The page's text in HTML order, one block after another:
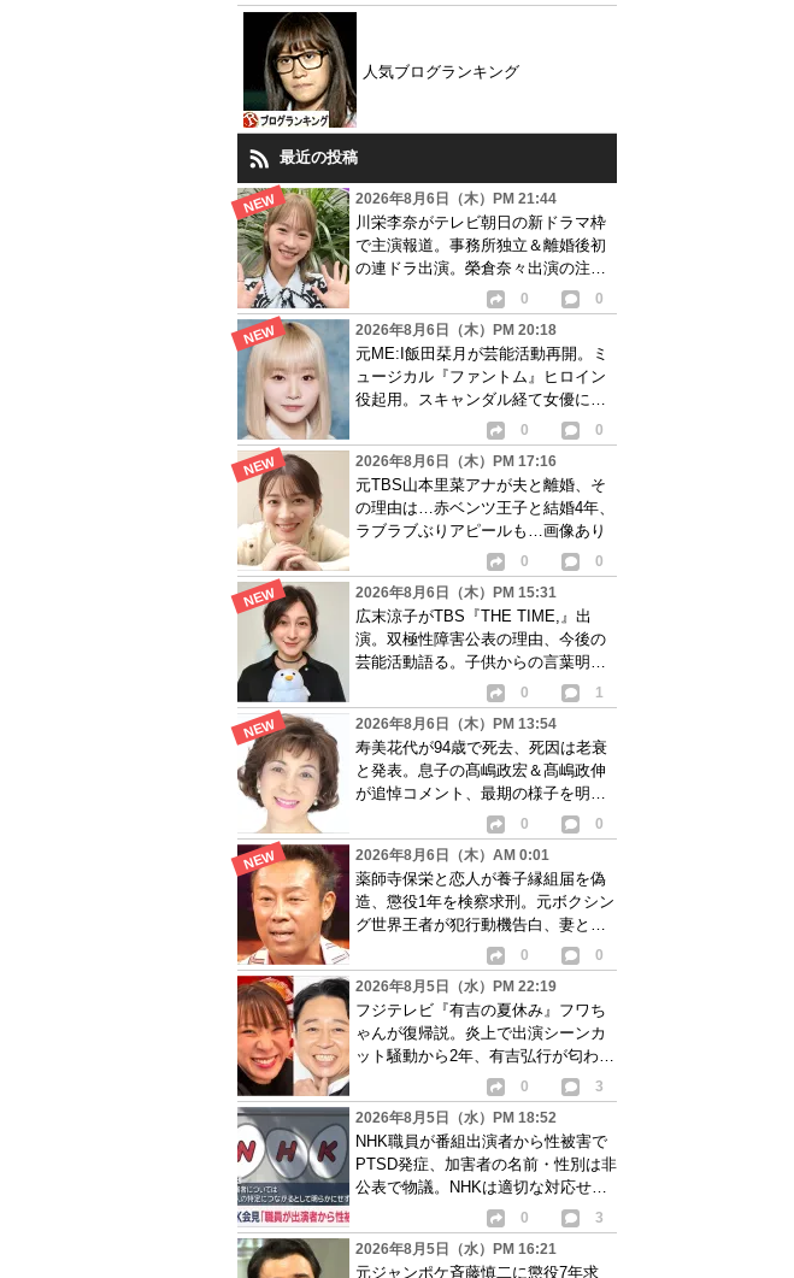
人気ブログランキング
最近の投稿
2026年8月6日（木）PM 21:44
川栄李奈がテレビ朝日の新ドラマ枠
で主演報道。事務所独立＆離婚後初
の連ドラ出演。榮倉奈々出演の注目
0
0
2026年8月6日（木）PM 20:18
元ME:I飯田栞月が芸能活動再開。ミ
ュージカル『ファントム』ヒロイン
役起用。スキャンダル経て女優に転
0
0
2026年8月6日（木）PM 17:16
元TBS山本里菜アナが夫と離婚、そ
の理由は…赤ベンツ王子と結婚4年、
ラブラブぶりアピールも…画像あり
0
0
2026年8月6日（木）PM 15:31
広末涼子がTBS『THE TIME,』出
演。双極性障害公表の理由、今後の
芸能活動語る。子供からの言葉明か
0
1
2026年8月6日（木）PM 13:54
寿美花代が94歳で死去、死因は老衰
と発表。息子の髙嶋政宏＆髙嶋政伸
が追悼コメント、最期の様子を明か
0
0
2026年8月6日（木）AM 0:01
薬師寺保栄と恋人が養子縁組届を偽
造、懲役1年を検察求刑。元ボクシン
グ世界王者が犯行動機告白、妻と離
0
0
2026年8月5日（水）PM 22:19
フジテレビ『有吉の夏休み』フワち
ゃんが復帰説。炎上で出演シーンカ
ット騒動から2年、有吉弘行が匂わせ
0
3
2026年8月5日（水）PM 18:52
NHK職員が番組出演者から性被害で
PTSD発症、加害者の名前・性別は非
公表で物議。NHKは適切な対応せず
0
3
2026年8月5日（水）PM 16:21
元ジャンポケ斉藤慎二に懲役7年求